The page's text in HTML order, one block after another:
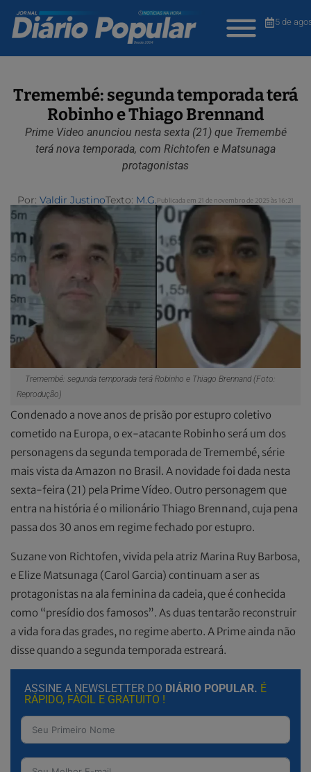
5 de
Tremembé: segunda temporada terá
Robinho e Thiago Brennand
Prime Video anunciou nesta sexta (21) que Tremembé
terá nova temporada, com Richtofen e Matsunaga
protagonistas
Por: Valdir JustinoTexto: M.G.Publicada em 21 de novembro de 2025 às 16:21
Tremembé: segunda temporada terá Robinho e Thiago Brennand (Foto:
Reprodução)
Condenado a nove anos de prisão por estupro coletivo
cometido na Europa, o ex-atacante Robinho será um dos
personagens da segunda temporada de Tremembé, série
mais vista da Amazon no Brasil. A novidade foi dada nesta
sexta-feira (21) pela Prime Vídeo. Outro personagem que
entra na história é o milionário Thiago Brennand, cuja pena
passa dos 30 anos em regime fechado por estupro.
Suzane von Richtofen, vivida pela atriz Marina Ruy Barbosa,
e Elize Matsunaga (Carol Garcia) continuam a ser as
protagonistas na ala feminina da cadeia, que é conhecida
como “presídio dos famosos”. As duas tentarão reconstruir
a vida fora das grades, no regime aberto. A Prime ainda não
disse quando a segunda temporada estreará.
ASSINE A NEWSLETTER DO DIÁRIO POPULAR. É
RÁPIDO, FÁCIL E GRATUITO !